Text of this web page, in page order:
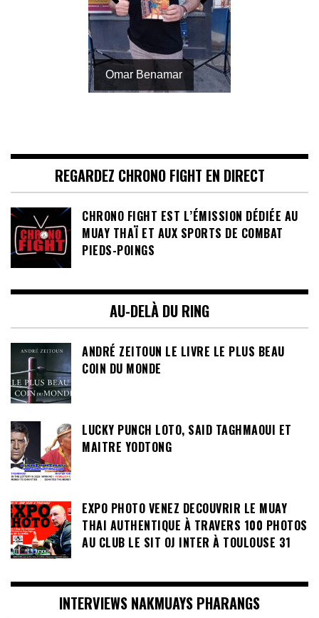
Omar Benamar
REGARDEZ CHRONO FIGHT EN DIRECT
CHRONO FIGHT EST L’ÉMISSION DÉDIÉE AU
MUAY THAÏ ET AUX SPORTS DE COMBAT
PIEDS-POINGS
AU-DELÀ DU RING
ANDRÉ ZEITOUN LE LIVRE LE PLUS BEAU
COIN DU MONDE
LUCKY PUNCH LOTO, SAID TAGHMAOUI ET
MAITRE YODTONG
EXPO PHOTO VENEZ DECOUVRIR LE MUAY
THAI AUTHENTIQUE À TRAVERS 100 PHOTOS
AU CLUB LE SIT OJ INTER À TOULOUSE 31
INTERVIEWS NAKMUAYS PHARANGS